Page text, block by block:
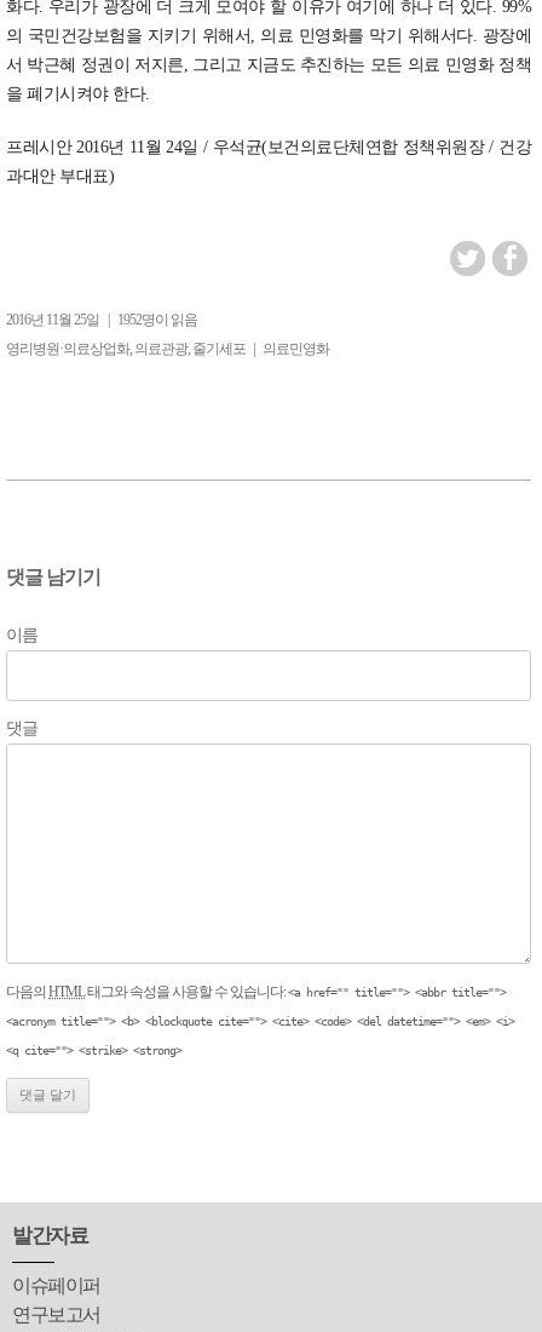
화다. 우리가 광장에 더 크게 모여야 할 이유가 여기에 하나 더 있다. 99%
의 국민건강보험을 지키기 위해서, 의료 민영화를 막기 위해서다. 광장에
서 박근혜 정권이 저지른, 그리고 지금도 추진하는 모든 의료 민영화 정책
을 폐기시켜야 한다.
프레시안 2016년 11월 24일 / 우석균(보건의료단체연합 정책위원장 / 건강
과대안 부대표)
2016년 11월 25일
1952명이 읽음
영리병원·의료상업화,의료관광,줄기세포 | 의료민영화
댓글 남기기
이름
댓글
다음의 HTML태그와 속성을 사용할 수 있습니다:<a href="" title=""> <abbr title="">
<acronym title=""> <b> <blockquote cite=""> <cite> <code> <del datetime=""> <em> <i>
<q cite=""> <strike> <strong>
발간자료
이슈페이퍼
연구보고서